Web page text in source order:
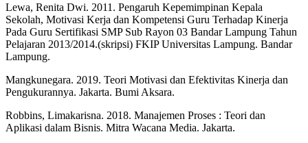
Lewa, Renita Dwi. 2011. Pengaruh Kepemimpinan Kepala
Sekolah, Motivasi Kerja dan Kompetensi Guru Terhadap Kinerja
Pada Guru Sertifikasi SMP Sub Rayon 03 Bandar Lampung Tahun
Pelajaran 2013/2014.(skripsi) FKIP Universitas Lampung. Bandar
Lampung.
Mangkunegara. 2019. Teori Motivasi dan Efektivitas Kinerja dan
Pengukurannya. Jakarta. Bumi Aksara.
Robbins, Limakarisna. 2018. Manajemen Proses : Teori dan
Aplikasi dalam Bisnis. Mitra Wacana Media. Jakarta.